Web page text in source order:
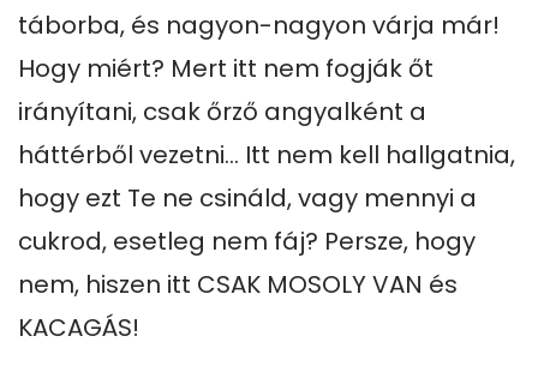
táborba, és nagyon-nagyon várja már!
Hogy miért? Mert itt nem fogják őt
irányítani, csak őrző angyalként a
háttérből vezetni... Itt nem kell hallgatnia,
hogy ezt Te ne csináld, vagy mennyi a
cukrod, esetleg nem fáj? Persze, hogy
nem, hiszen itt CSAK MOSOLY VAN és
KACAGÁS!